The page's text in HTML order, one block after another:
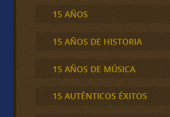
15 AÑOS
15 AÑOS DE HISTORIA
15 AÑOS DE MÚSICA
15 AUTÉNTICOS ÉXITOS